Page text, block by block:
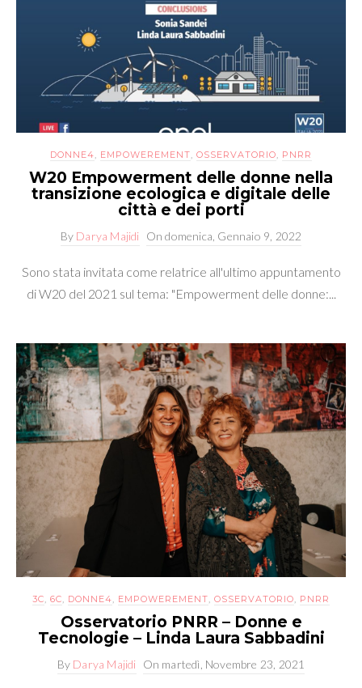
DONNE4 EMPOWEREMENT OSSERVATORIO PNRR
W20 Empowerment delle donne nella
transizione ecologica e digitale delle
città e dei porti
By Darya Majidi Ondomenica, Gennaio 9, 2022
Sono stata invitata come relatrice all'ultimo appuntamento
di W20 del 2021 sul tema: "Empowerment delle donne:...
3C 6C DONNE4 EMPOWEREMENT OSSERVATORIO PNRR
Osservatorio PNRR – Donne e
Tecnologie – Linda Laura Sabbadini
By Darya Majidi On martedì, Novembre 23, 2021